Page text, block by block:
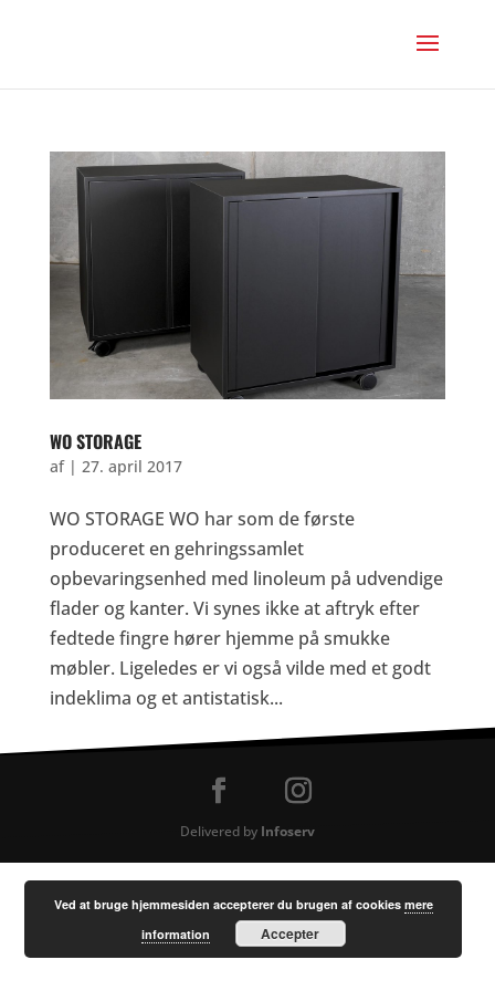
WO STORAGE
af | 27. april 2017
WO STORAGE WO har som de første
produceret en gehringssamlet
opbevaringsenhed med linoleum på udvendige
flader og kanter. Vi synes ikke at aftryk efter
fedtede fingre hører hjemme på smukke
møbler. Ligeledes er vi også vilde med et godt
indeklima og et antistatisk...
Delivered by Infoserv
Ved at bruge hjemmesiden accepterer du brugen af cookies mere
information
Accepter